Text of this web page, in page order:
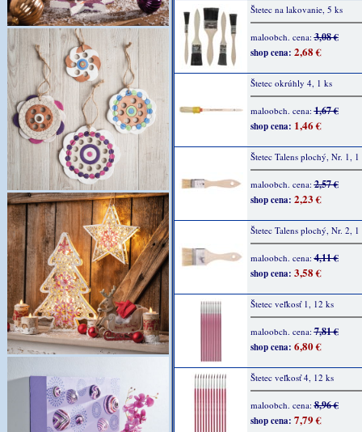
Štetec na lakovanie, 5 ks
maloobch. cena:3,08 €
shop cena: 2,68 €
Štetec okrúhly 4, 1 ks
maloobch. cena:1,67 €
shop cena: 1,46 €
Štetec Talens plochý, Nr. 1, 1
maloobch. cena:2,57 €
shop cena: 2,23 €
Štetec Talens plochý, Nr. 2, 1
maloobch. cena:4,11 €
shop cena: 3,58 €
Štetec veľkosť 1, 12 ks
maloobch. cena:7,81 €
shop cena: 6,80 €
Štetec veľkosť 4, 12 ks
maloobch. cena:8,96 €
shop cena: 7,79 €